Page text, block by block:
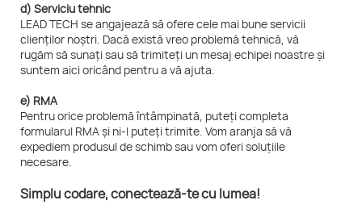
d) Serviciu tehnic
LEAD TECH se angajează să ofere cele mai bune servicii
clienților noștri. Dacă există vreo problemă tehnică, vă
rugăm să sunați sau să trimiteți un mesaj echipei noastre și
suntem aici oricând pentru a vă ajuta.
e) RMA
Pentru orice problemă întâmpinată, puteți completa
formularul RMA și ni-l puteți trimite. Vom aranja să vă
expediem produsul de schimb sau vom oferi soluțiile
necesare.
Simplu codare, conectează-te cu lumea!